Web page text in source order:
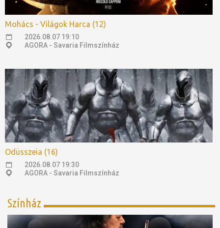
Mohács - Világok Harca (12)
2026.08.07 19:10
AGORA - Savaria Filmszínház
Odüsszeia (16)
2026.08.07 19:30
AGORA - Savaria Filmszínház
Színház